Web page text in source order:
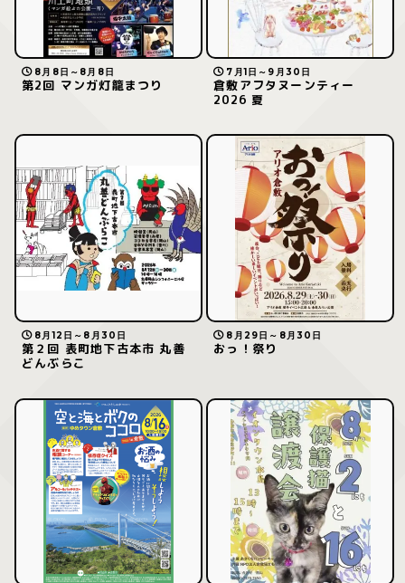
8月8日～8月8日
第2回 マンガ灯籠まつり
7月1日～9月30日
倉敷アフタヌーンティー
2026 夏
8月12日～8月30日
第２回 表町地下古本市 丸善
どんぶらこ
8月29日～8月30日
おっ！祭り